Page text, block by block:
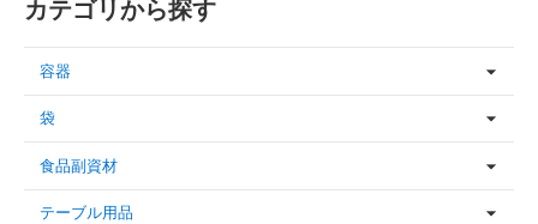
カテゴリから探す
容器
袋
食品副資材
テーブル用品